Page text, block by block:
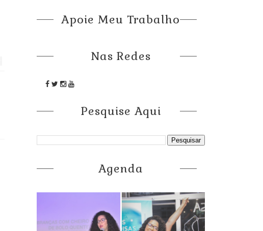
Apoie Meu Trabalho
Nas Redes
Pesquise Aqui
Agenda